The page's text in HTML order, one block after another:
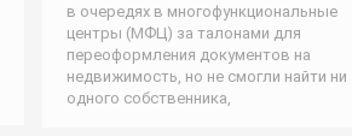
в очередях в многофункциональные
центры (МФЦ) за талонами для
переоформления документов на
недвижимость, но не смогли найти ни
одного собственника,